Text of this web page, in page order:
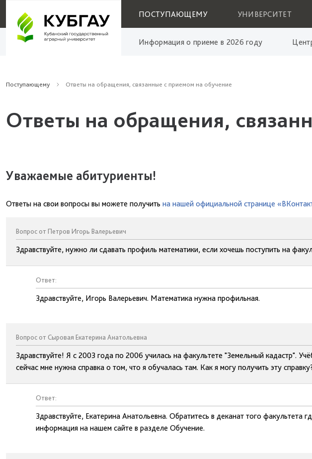
ПОСТУПАЮЩЕМУ УНИВЕРСИТЕТ
Информация о приеме в 2026 году
Поступающему Ответы на обращения, связанные с приемом на обучение
Ответы на обращения,
Уважаемые абитуриенты!
Ответы на свои вопросы вы можете получить на нашей официальной странице
Вопрос от Петров Игорь Валерьевич
Здравствуйте, нужно ли сдавать профиль математики, если хочешь поступить на
Ответ:
Здравствуйте, Игорь Валерьевич. Математика нужна профильная.
Вопрос от Сыровая Екатерина Анатольевна
Здравствуйте! Я с 2003 года по 2006 училась на факультете "Земельный кадастр".
сейчас мне нужна справка о том, что я обучалась там. Как я могу получить эту
Ответ:
Здравствуйте, Екатерина Анатольевна. Обратитесь в деканат того факультета
информация на нашем сайте в разделе Обучение.